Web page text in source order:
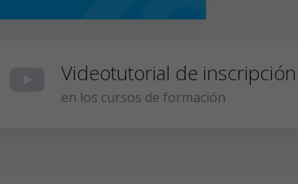
Videotutorial de inscripción
en los cursos de formación